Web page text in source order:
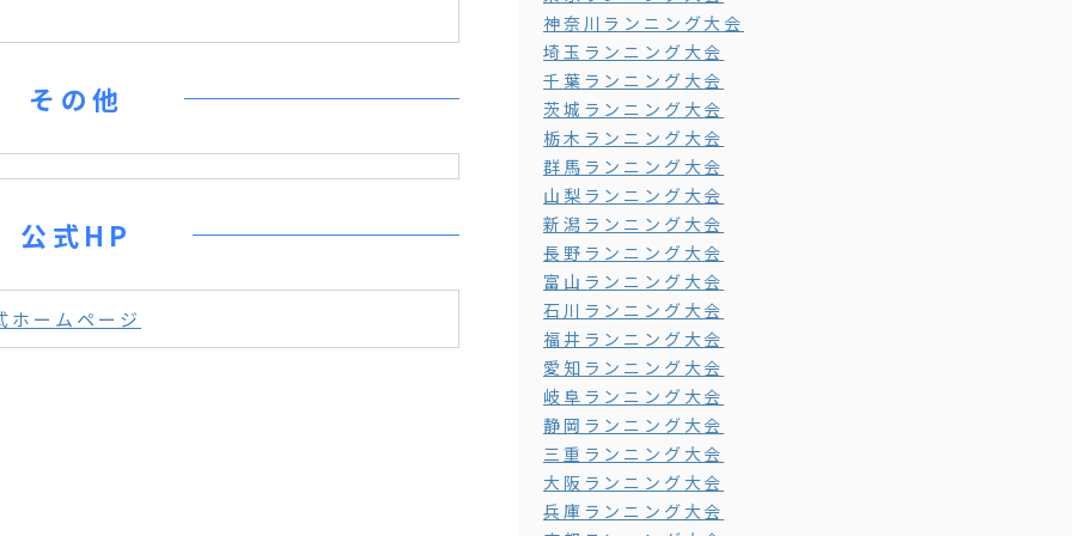
その他
公式HP
ホームページ
神奈川ランニング大会
埼玉ランニング大会
千葉ランニング大会
茨城ランニング大会
栃木ランニング大会
群馬ランニング大会
山梨ランニング大会
新潟ランニング大会
長野ランニング大会
富山ランニング大会
石川ランニング大会
福井ランニング大会
愛知ランニング大会
岐阜ランニング大会
静岡ランニング大会
三重ランニング大会
大阪ランニング大会
兵庫ランニング大会